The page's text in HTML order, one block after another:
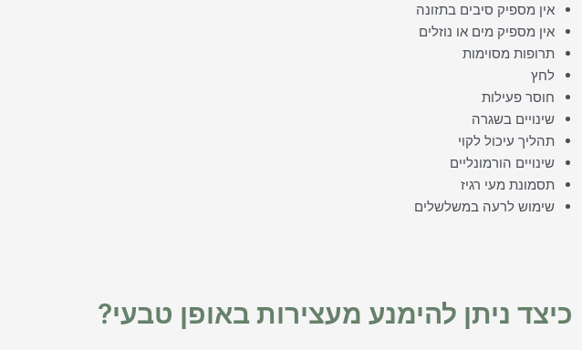
אין מספיק סיבים בתזונה
אין מספיק מים או נוזלים
תרופות מסוימות
לחץ
חוסר פעילות
שינויים בשגרה
תהליך עיכול לקוי
שינויים הורמונליים
תסמונת מעי רגיז
שימוש לרעה במשלשלים
כיצד ניתן להימנע מעצירות באופן טבעי?